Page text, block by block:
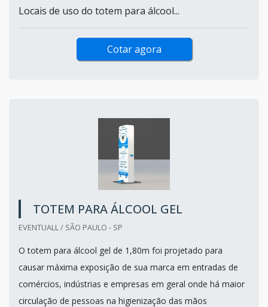
Locais de uso do totem para álcool...
Cotar agora
TOTEM PARA ÁLCOOL GEL
EVENTUALL / SÃO PAULO - SP
O totem para álcool gel de 1,80m foi projetado para
causar máxima exposição de sua marca em entradas de
comércios, indústrias e empresas em geral onde há maior
circulação de pessoas na higienização das mãos